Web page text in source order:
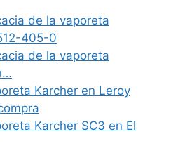
de la vaporeta
405-0
de la vaporeta
Karcher en Leroy
Karcher SC3 en El